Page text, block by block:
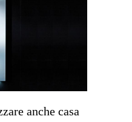
anche casa